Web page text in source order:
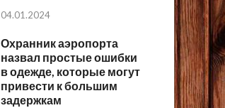
04.01.2024
Охранник аэропорта
назвал простые ошибки
в одежде, которые могут
привести к большим
задержкам